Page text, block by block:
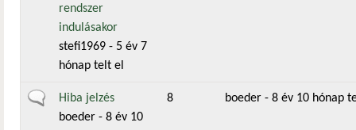
rendszer
indulásakor
stefi1969 - 5 év 7
hónap telt el
Általános téma
Hiba jelzés
boeder - 8 év 10
8 boeder - 8 év 10 hónap